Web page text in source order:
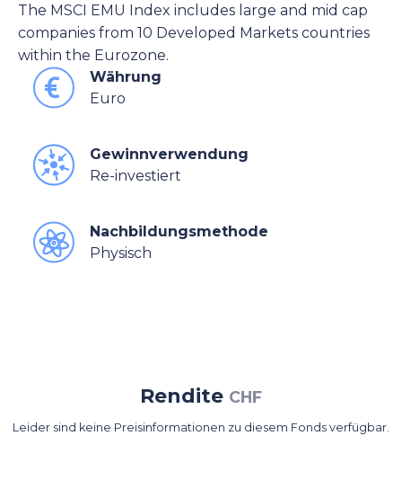
The MSCI EMU Index includes large and mid cap
companies from 10 Developed Markets countries
within the Eurozone.
Währung
Euro
Gewinnverwendung
Re-investiert
Nachbildungsmethode
Physisch
Rendite CHF
Leider sind keine Preisinformationen zu diesem Fonds verfügbar.